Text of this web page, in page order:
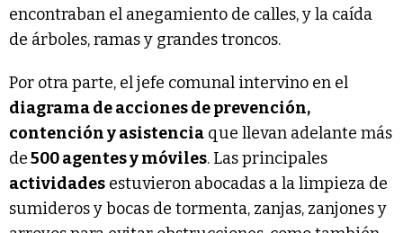
encontraban el anegamiento de calles, y la caída
de árboles, ramas y grandes troncos.
Por otra parte, el jefe comunal intervino en el
diagrama de acciones de prevención,
contención y asistencia que llevan adelante más
de500 agentes y móviles. Las principales
actividades estuvieron abocadas a la limpieza de
sumideros y bocas de tormenta, zanjas, zanjones y